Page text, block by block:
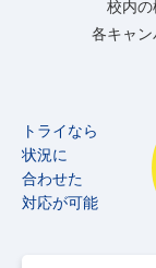
校内
各キャン
トライなら
状況に
合わせた
対応が可能